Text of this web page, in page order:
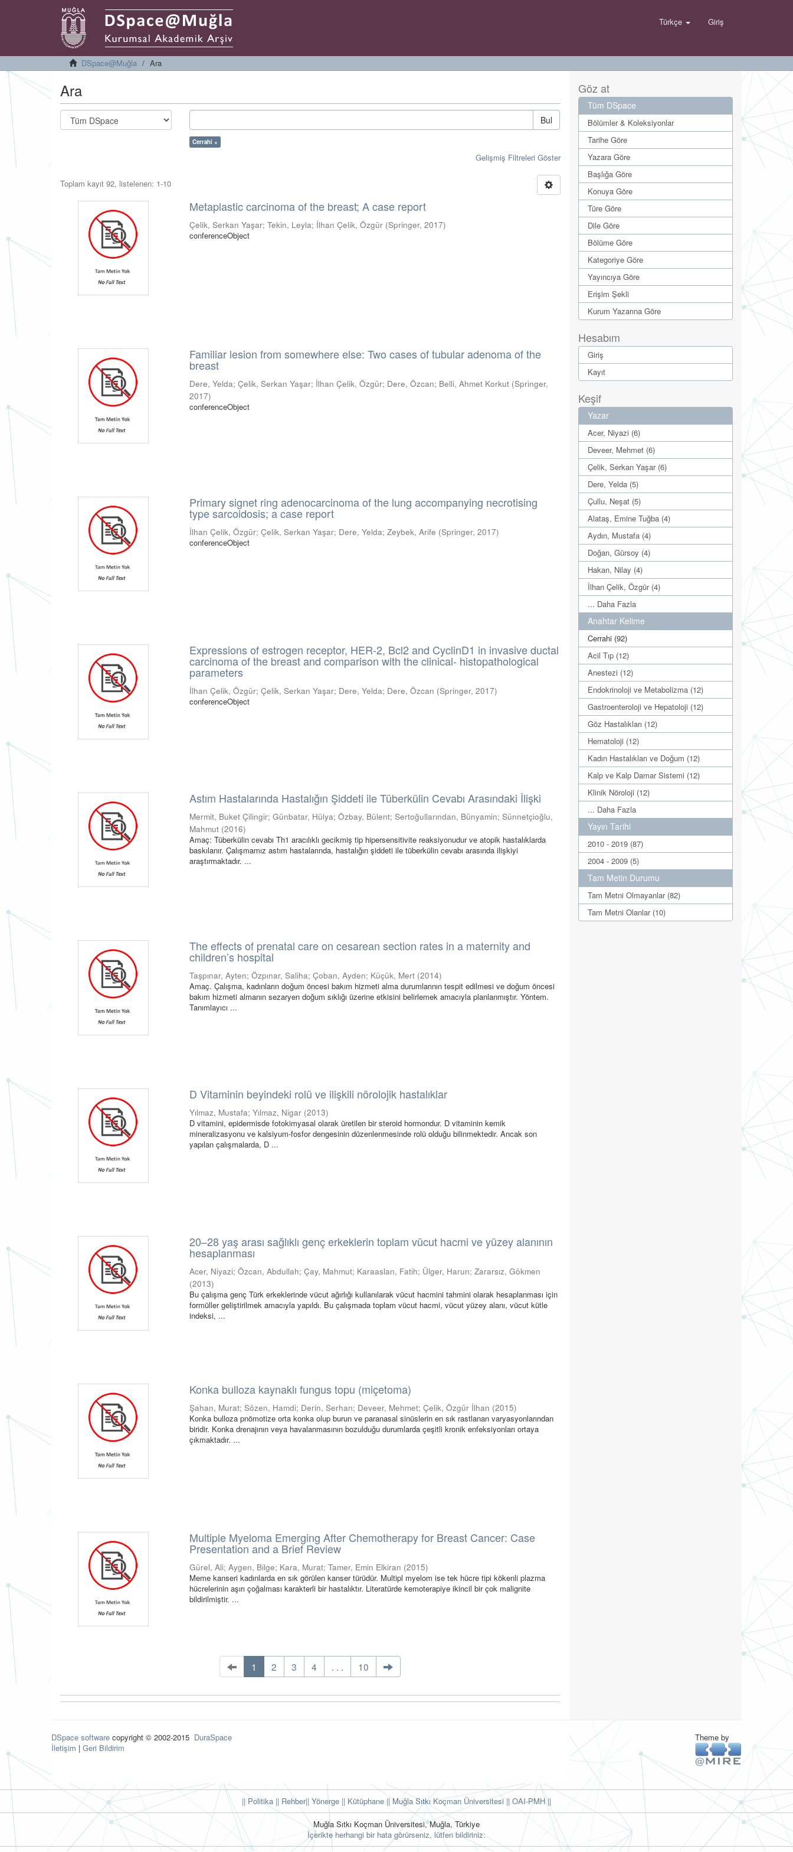
Türkçe Giriş
DSpace@Muğla Ara
Ara
Bul
Cerrahi ×
Gelişmiş Filtreleri Göster
Toplam kayıt 92, listelenen: 1-10
Metaplastic carcinoma of the breast; A case report
Çelik, Serkan Yaşar;Tekin, Leyla; İlhan Çelik, Özgür (Springer,2017)
conferenceObject
Familiar lesion from somewhere else: Two cases of tubular adenoma of the
breast
Dere, Yelda;Çelik, Serkan Yaşar; İlhan Çelik, Özgür; Dere, Özcan; Belli, Ahmet Korkut (Springer,
2017)
conferenceObject
Primary signet ring adenocarcinoma of the lung accompanying necrotising
type sarcoidosis; a case report
İlhan Çelik, Özgür;Çelik, Serkan Yaşar; Dere, Yelda;Zeybek, Arife (Springer,2017)
conferenceObject
Expressions of estrogen receptor, HER-2, Bcl2 and CyclinD1 in invasive ductal
carcinoma of the breast and comparison with the clinical- histopathological
parameters
İlhan Çelik, Özgür;Çelik, Serkan Yaşar; Dere, Yelda; Dere, Özcan (Springer,2017)
conferenceObject
Astım Hastalarında Hastalığın Şiddeti ile Tüberkülin Cevabı Arasındaki İlişki
Mermit, Buket Çilingir;Günbatar, Hülya;Özbay, Bülent;Sertoğullarından, Bünyamin;Sünnetçioğlu,
Mahmut (2016)
Amaç: Tüberkülin cevabı Th1 aracılıklı gecikmiş tip hipersensitivite reaksiyonudur ve atopik hastalıklarda
baskılanır. Çalışmamız astım hastalarında, hastalığın şiddeti ile tüberkülin cevabı arasında ilişkiyi
araştırmaktadır. ...
The effects of prenatal care on cesarean section rates in a maternity and
children’s hospital
Taşpınar, Ayten;Özpınar, Saliha;Çoban, Ayden; Küçük, Mert (2014)
Amaç. Çalışma, kadınların doğum öncesi bakım hizmeti alma durumlarının tespit edilmesi ve doğum öncesi
bakım hizmeti almanın sezaryen doğum sıklığı üzerine etkisini belirlemek amacıyla planlanmıştır. Yöntem.
Tanımlayıcı ...
D Vitaminin beyindeki rolü ve ilişkili nörolojik hastalıklar
Yılmaz, Mustafa;Yılmaz, Nigar (2013)
D vitamini, epidermisde fotokimyasal olarak üretilen bir steroid hormondur. D vitaminin kemik
mineralizasyonu ve kalsiyum-fosfor dengesinin düzenlenmesinde rolü olduğu bilinmektedir. Ancak son
yapılan çalışmalarda, D ...
20–28 yaş arası sağlıklı genç erkeklerin toplam vücut hacmi ve yüzey alanının
hesaplanması
Acer, Niyazi;Özcan, Abdullah;Çay, Mahmut; Karaaslan, Fatih; Ülger, Harun;Zararsız, Gökmen
(2013)
Bu çalışma genç Türk erkeklerinde vücut ağırlığı kullanılarak vücut hacmini tahmini olarak hesaplanması için
formüller geliştirilmek amacıyla yapıldı. Bu çalışmada toplam vücut hacmi, vücut yüzey alanı, vücut kütle
indeksi, ...
Konka bulloza kaynaklı fungus topu (miçetoma)
Şahan, Murat;Sözen, Hamdi; Derin, Serhan; Deveer, Mehmet;Çelik, Özgür İlhan (2015)
Konka bulloza pnömotize orta konka olup burun ve paranasal sinüslerin en sık rastlanan varyasyonlarından
biridir. Konka drenajının veya havalanmasının bozulduğu durumlarda çeşitli kronik enfeksiyonları ortaya
çıkmaktadır. ...
Multiple Myeloma Emerging After Chemotherapy for Breast Cancer: Case
Presentation and a Brief Review
Gürel, Ali;Aygen, Bilge; Kara, Murat;Tamer, Emin Elkiran (2015)
Meme kanseri kadınlarda en sık görülen kanser türüdür. Multipl myelom ise tek hücre tipi kökenli plazma
hücrelerinin aşırı çoğalması karakterli bir hastalıktır. Literatürde kemoterapiye ikincil bir çok malignite
bildirilmiştir. ...
1 2 3 4 . . . 10
Göz at
Tüm DSpace
Bölümler & Koleksiyonlar
Tarihe Göre
Yazara Göre
Başlığa Göre
Konuya Göre
Türe Göre
Dile Göre
Bölüme Göre
Kategoriye Göre
Yayıncıya Göre
Erişim Şekli
Kurum Yazarına Göre
Hesabım
Giriş
Kayıt
Keşif
Yazar
Acer, Niyazi (6)
Deveer, Mehmet (6)
Çelik, Serkan Yaşar (6)
Dere, Yelda (5)
Çullu, Neşat (5)
Alataş, Emine Tuğba (4)
Aydın, Mustafa (4)
Doğan, Gürsoy (4)
Hakan, Nilay (4)
İlhan Çelik, Özgür (4)
... Daha Fazla
Anahtar Kelime
Cerrahi (92)
Acil Tıp (12)
Anestezi (12)
Endokrinoloji ve Metabolizma (12)
Gastroenteroloji ve Hepatoloji (12)
Göz Hastalıkları (12)
Hematoloji (12)
Kadın Hastalıkları ve Doğum (12)
Kalp ve Kalp Damar Sistemi (12)
Klinik Nöroloji (12)
... Daha Fazla
Yayın Tarihi
2010 - 2019 (87)
2004 - 2009 (5)
Tam Metin Durumu
Tam Metni Olmayanlar (82)
Tam Metni Olanlar (10)
DSpace software copyright © 2002-2015 DuraSpace
İletişim | Geri Bildirim
Theme by
|| Politika || Rehber|| Yönerge || Kütüphane || Muğla Sıtkı Koçman Üniversitesi ||OAI-PMH ||
Muğla Sıtkı Koçman Üniversitesi, Muğla, Türkiye
İçerikte herhangi bir hata görürseniz, lütfen bildiriniz: